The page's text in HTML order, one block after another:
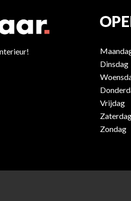
Dinsdag
Vrijdag
Zondag